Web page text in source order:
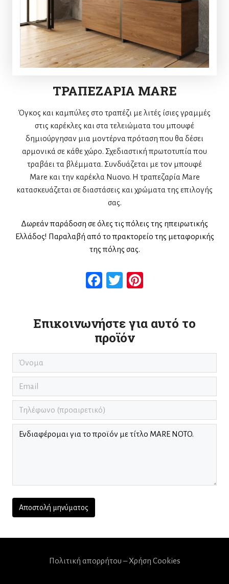
ΤΡΑΠΕΖΑΡΙΑ MARE
Όγκος και καμπύλες στο τραπέζι με λιτές ίσιες γραμμές
στις καρέκλες και στα τελειώματα του μπουφέ
δημιούργησαν μια μοντέρνα πρόταση που θα δέσει
αρμονικά σε κάθε χώρο. Σχεδιαστική πρωτοτυπία που
τραβάει τα βλέμματα. Συνδυάζεται με τον μπουφέ
Mare και την καρέκλα Nuovo. H τραπεζαρία Mare
κατασκευάζεται σε διαστάσεις και χρώματα της επιλογής
σας.
Δωρεάν παράδοση σε όλες τις πόλεις της ηπειρωτικής
Ελλάδος! Παραλαβή από το πρακτορείο της μεταφορικής
της πόλης σας.
Facebook
Twitter
Επικοινωνήστε για αυτό το
προϊόν
Πολιτική απορρήτου – Χρήση Cookies